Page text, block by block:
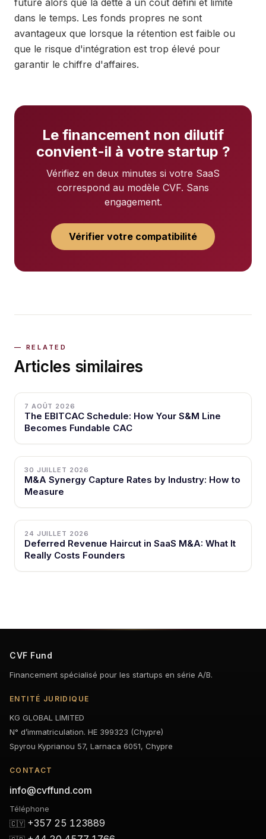
future alors que la dette a un coût défini et limité
dans le temps. Les fonds propres ne sont
avantageux que lorsque la rétention est faible ou
que le risque d'intégration est trop élevé pour
garantir le chiffre d'affaires.
Le financement non dilutif
convient-il à votre startup ?
Vérifiez en deux minutes si votre SaaS
correspond au modèle CVF. Sans
engagement.
Vérifier votre compatibilité
Articles similaires
7 AOÛT 2026
The EBITCAC Schedule: How Your S&M Line
Becomes Fundable CAC
30 JUILLET 2026
M&A Synergy Capture Rates by Industry: How to
Measure
24 JUILLET 2026
Deferred Revenue Haircut in SaaS M&A: What It
Really Costs Founders
CVF Fund
Financement spécialisé pour les startups en série A/B.
ENTITÉ JURIDIQUE
KG GLOBAL LIMITED
N° d’immatriculation. HE 399323 (Chypre)
Spyrou Kyprianou 57, Larnaca 6051, Chypre
CONTACT
info@cvffund.com
Téléphone
🇨🇾 +357 25 123889